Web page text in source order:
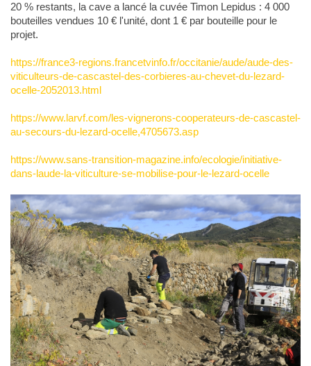
20 % restants, la cave a lancé la cuvée Timon Lepidus : 4 000
bouteilles vendues 10 € l'unité, dont 1 € par bouteille pour le
projet.
https://france3-regions.francetvinfo.fr/occitanie/aude/aude-des-
viticulteurs-de-cascastel-des-corbieres-au-chevet-du-lezard-
ocelle-2052013.html
https://www.larvf.com/les-vignerons-cooperateurs-de-cascastel-
au-secours-du-lezard-ocelle,4705673.asp
https://www.sans-transition-magazine.info/ecologie/initiative-
dans-laude-la-viticulture-se-mobilise-pour-le-lezard-ocelle